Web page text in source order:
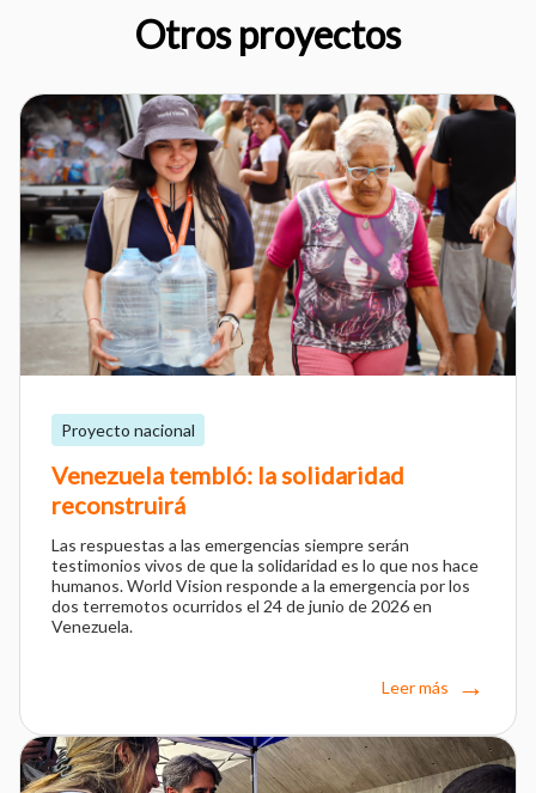
Otros proyectos
Proyecto nacional
Venezuela tembló: la solidaridad
reconstruirá
Las respuestas a las emergencias siempre serán
testimonios vivos de que la solidaridad es lo que nos hace
humanos. World Vision responde a la emergencia por los
dos terremotos ocurridos el 24 de junio de 2026 en
Venezuela.
Leer más